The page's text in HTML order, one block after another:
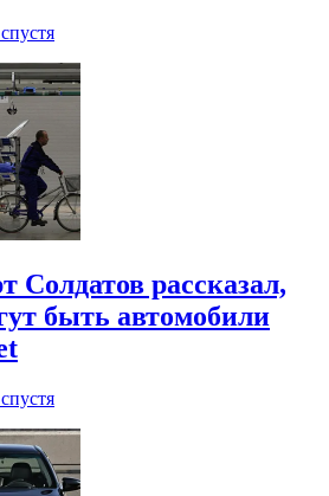
Солдатов рассказал,
быть автомобили